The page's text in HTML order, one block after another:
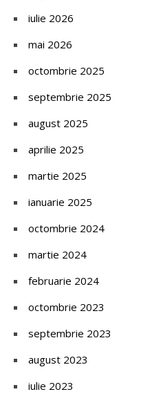
iulie 2026
mai 2026
octombrie 2025
septembrie 2025
august 2025
aprilie 2025
martie 2025
ianuarie 2025
octombrie 2024
martie 2024
februarie 2024
octombrie 2023
septembrie 2023
august 2023
iulie 2023